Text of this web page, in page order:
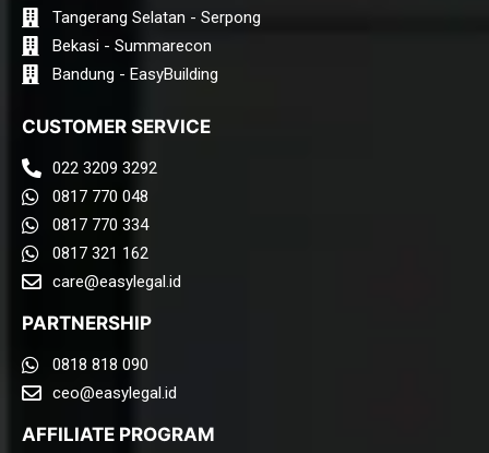
Tangerang Selatan - Serpong
Bekasi - Summarecon
Bandung - EasyBuilding
CUSTOMER SERVICE
022 3209 3292
0817 770 048
0817 770 334
0817 321 162
care@easylegal.id​
PARTNERSHIP
0818 818 090
ceo@easylegal.id
AFFILIATE PROGRAM